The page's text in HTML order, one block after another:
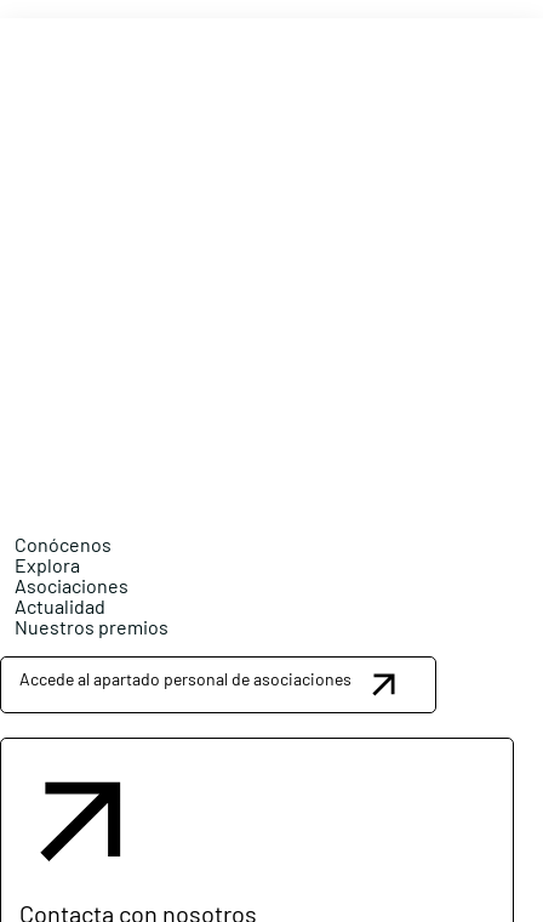
Conócenos
Explora
Asociaciones
Actualidad
Nuestros premios
Accede al apartado personal de asociaciones
Contacta con nosotros